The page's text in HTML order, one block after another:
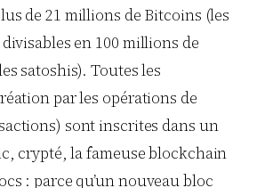
de 21 millions de Bitcoins (les
en 100 millions de
satoshis). Toutes les
par les opérations de
sont inscrites dans un
crypté, la fameuse blockchain
: parce qu’un nouveau bloc